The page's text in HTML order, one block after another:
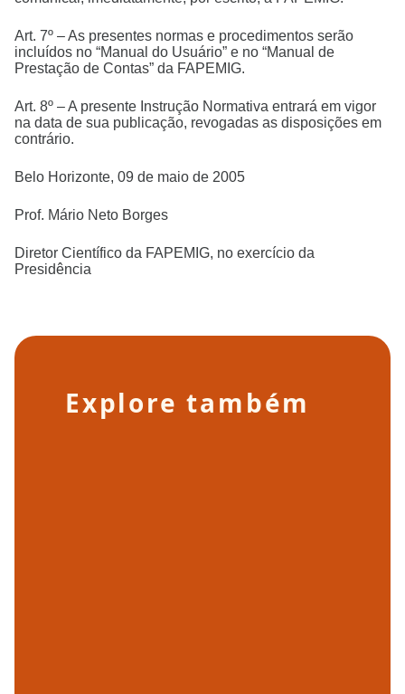
Art. 7º – As presentes normas e procedimentos serão
incluídos no “Manual do Usuário” e no “Manual de
Prestação de Contas” da FAPEMIG.
Art. 8º – A presente Instrução Normativa entrará em vigor
na data de sua publicação, revogadas as disposições em
contrário.
Belo Horizonte, 09 de maio de 2005
Prof. Mário Neto Borges
Diretor Científico da FAPEMIG, no exercício da
Presidência
Explore também